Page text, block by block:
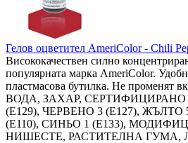
Гелов оцветител AmeriColor - Chili
Висококачествен силно
популярната марка AmeriColor.
пластмасова бутилка. Не променят
ВОДА, ЗАХАР,
(Е129), ЧЕРВЕНО 3 (Е127), ЖЪЛТО
(Е110), СИНЬО 1 (E133),
НИШЕСТЕ, РАСТИТЕЛНА ГУМА,